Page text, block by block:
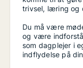
trivsel, læring og
Du må være
og være
som dagplejer i
indflydelse på